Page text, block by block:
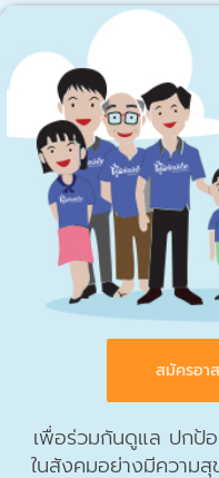
สมัครอา
เพื่อร่วมกันดูแล ปกป้
ในสังคมอย่างมีความ